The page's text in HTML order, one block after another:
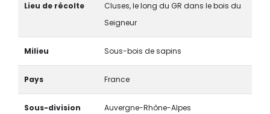
Lieu de récolte
Cluses, le long du GR dans le bois du
Seigneur
Milieu Sous-bois de sapins
Pays France
Sous-division
Auvergne-Rhône-Alpes